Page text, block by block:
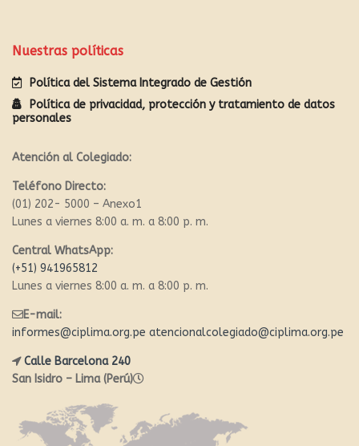
Nuestras políticas
Política del Sistema Integrado de Gestión
Política de privacidad, protección y tratamiento de datos
personales
Atención al Colegiado:
Teléfono Directo:
(01) 202- 5000 – Anexo1
Lunes a viernes 8:00 a. m. a 8:00 p. m.
Central WhatsApp:
(+51) 941965812
Lunes a viernes 8:00 a. m. a 8:00 p. m.
E-mail:
informes@ciplima.org.pe atencionalcolegiado@ciplima.org.pe
Calle Barcelona 240
San Isidro – Lima (Perú)